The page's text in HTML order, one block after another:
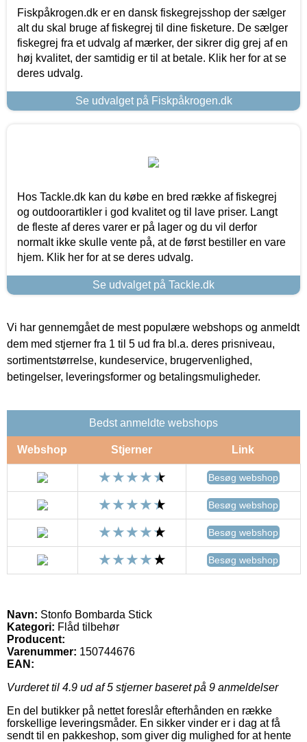
Fiskpåkrogen.dk er en dansk fiskegrejsshop der sælger
alt du skal bruge af fiskegrej til dine fisketure. De sælger
fiskegrej fra et udvalg af mærker, der sikrer dig grej af en
høj kvalitet, der samtidig er til at betale. Klik her for at se
deres udvalg.
Se udvalget på Fiskpåkrogen.dk
Hos Tackle.dk kan du købe en bred række af fiskegrej
og outdoorartikler i god kvalitet og til lave priser. Langt
de fleste af deres varer er på lager og du vil derfor
normalt ikke skulle vente på, at de først bestiller en vare
hjem. Klik her for at se deres udvalg.
Se udvalget på Tackle.dk
Vi har gennemgået de mest populære webshops og anmeldt
dem med stjerner fra 1 til 5 ud fra bl.a. deres prisniveau,
sortimentstørrelse, kundeservice, brugervenlighed,
betingelser, leveringsformer og betalingsmuligheder.
Bedst anmeldte webshops
Webshop Stjerner Link
Besøg webshop
Besøg webshop
Besøg webshop
Besøg webshop
Navn: Stonfo Bombarda Stick
Kategori: Flåd tilbehør
Producent:
Varenummer: 150744676
EAN:
Vurderet til 4.9 ud af 5 stjerner baseret på 9 anmeldelser
En del butikker på nettet foreslår efterhånden en række
forskellige leveringsmåder. En sikker vinder er i dag at få
sendt til en pakkeshop, som giver dig mulighed for at hente